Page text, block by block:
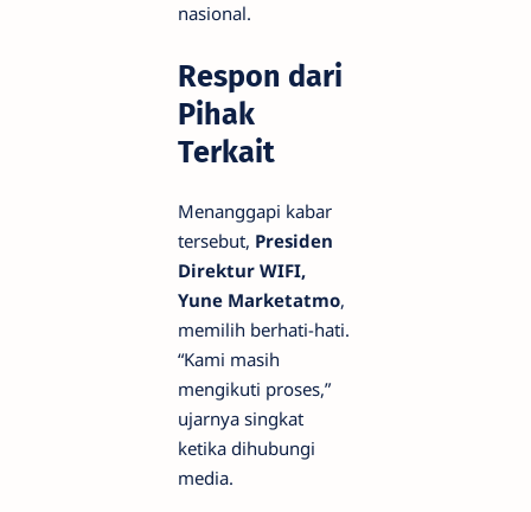
nasional.
Respon dari
Pihak
Terkait
Menanggapi kabar
tersebut, Presiden
Direktur WIFI,
Yune Marketatmo,
memilih berhati-hati.
“Kami masih
mengikuti proses,”
ujarnya singkat
ketika dihubungi
media.